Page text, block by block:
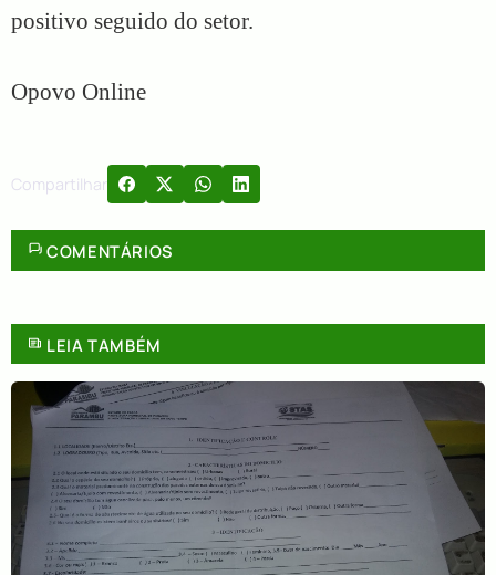
positivo seguido do setor.
Opovo Online
Compartilhar
COMENTÁRIOS
LEIA TAMBÉM